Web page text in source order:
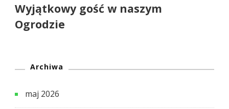
Wyjątkowy gość w naszym
Ogrodzie
Archiwa
maj 2026